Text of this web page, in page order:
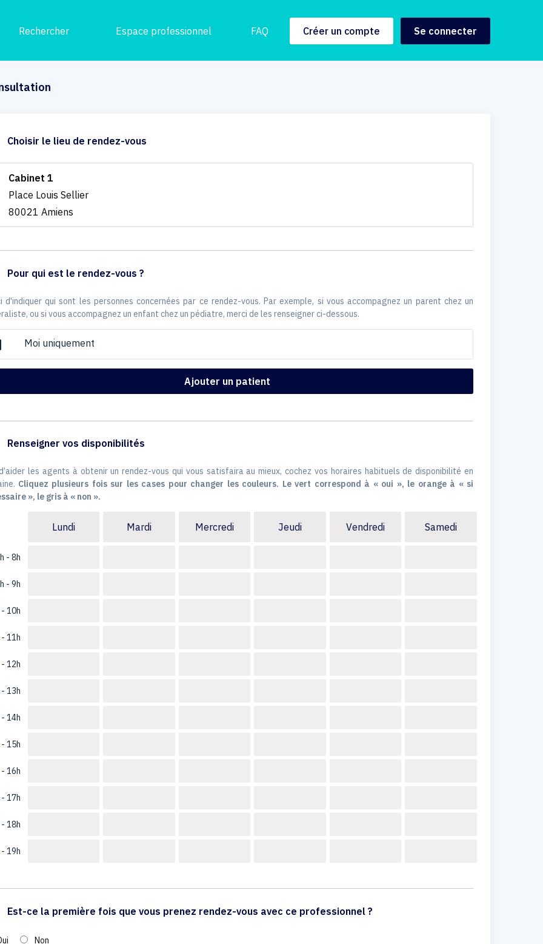
Rechercher Espace professionnel FAQ Créer un compte Se connecter
Choisir le lieu de rendez-vous
Cabinet 1
Place Louis Sellier
80021 Amiens
Pour qui est le rendez-vous ?
d'indiquer qui sont les personnes concernées par ce rendez-vous. Par exemple, si vous accompagnez un parent chez un
ou si vous accompagnez un enfant chez un pédiatre, merci de les renseigner ci-dessous.
Moi uniquement
Ajouter un patient
Renseigner vos disponibilités
les agents à obtenir un rendez-vous qui vous satisfaira au mieux, cochez vos horaires habituels de disponibilité en
Cliquez plusieurs fois sur les cases pour changer les couleurs. Le vert correspond à « oui », le orange à « si
», le gris à « non ».
- 8h
- 9h
10h
11h
12h
13h
14h
15h
16h
17h
18h
19h
Lundi Mardi Mercredi Jeudi Vendredi Samedi
Est-ce la première fois que vous prenez rendez-vous avec ce professionnel ?
Non